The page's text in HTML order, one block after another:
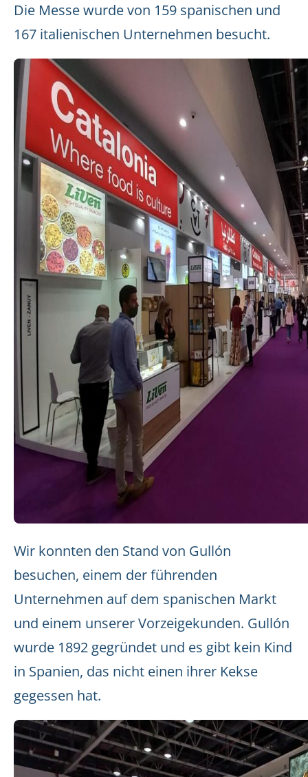
Die Messe wurde von 159 spanischen und
167 italienischen Unternehmen besucht.
Wir konnten den Stand von Gullón
besuchen, einem der führenden
Unternehmen auf dem spanischen Markt
und einem unserer Vorzeigekunden. Gullón
wurde 1892 gegründet und es gibt kein Kind
in Spanien, das nicht einen ihrer Kekse
gegessen hat.